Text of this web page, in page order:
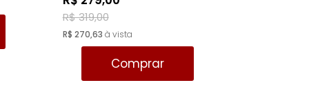
R$ 319,00
R$ 270,63 à vista
Comprar